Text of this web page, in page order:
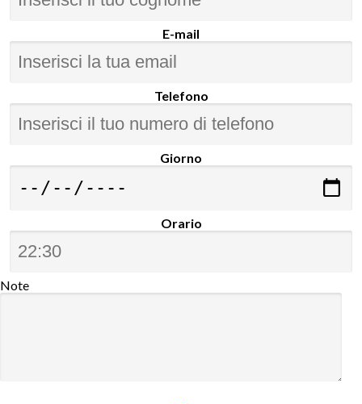
E-mail
Telefono
Giorno
Orario
Note